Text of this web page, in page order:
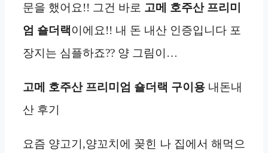
문을 했어요!! 그건 바로 고메 호주산 프리미
엄 숄더랙이에요!! 내 돈 내산 인증입니다 포
장지는 심플하죠?? 양 그림이…
고메 호주산 프리미엄 숄더랙 구이용 내돈내
산 후기
요즘 양고기,양꼬치에 꽂힌 나 집에서 해먹으